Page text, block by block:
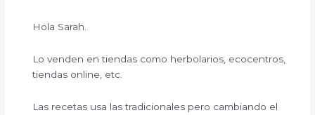
Hola Sarah.
Lo venden en tiendas como herbolarios, ecocentros,
tiendas online, etc.
Las recetas usa las tradicionales pero cambiando el